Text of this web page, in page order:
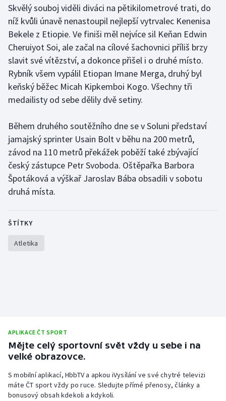
Golf
Gymnastika
Házená
Jezdectví
Krasobruslení
Lezení
Lyže a snowboard
Plážový volejbal
Ragby
Rychlobruslení
Skvělý souboj viděli diváci na pětikilometrové trati, do
níž kvůli únavě nenastoupil nejlepší vytrvalec Kenenisa
Bekele z Etiopie. Ve finiši měl nejvíce sil Keňan Edwin
Cheruiyot Soi, ale začal na cílové šachovnici příliš brzy
slavit své vítězství, a dokonce přišel i o druhé místo.
Rybník všem vypálil Etiopan Imane Merga, druhý byl
keňský běžec Micah Kipkemboi Kogo. Všechny tři
medailisty od sebe dělily dvě setiny.
Během druhého soutěžního dne se v Soluni představí
jamajský sprinter Usain Bolt v běhu na 200 metrů,
závod na 110 metrů překážek poběží také zbývající
český zástupce Petr Svoboda. Oštěpařka Barbora
Špotáková a výškař Jaroslav Bába obsadili v sobotu
druhá místa.
ŠTÍTKY
Atletika
APLIKACE ČT SPORT
Mějte celý sportovní svět vždy u sebe i na
velké obrazovce.
S mobilní aplikací, HbbTV a apkou iVysílání ve své chytré televizi
máte ČT sport vždy po ruce. Sledujte přímé přenosy, články a
bonusový obsah kdekoli a kdykoli.